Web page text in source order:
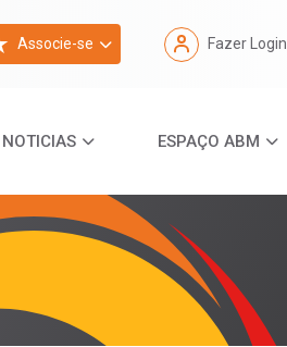
Associe-se Fazer Login
NOTICIAS ESPAÇO ABM